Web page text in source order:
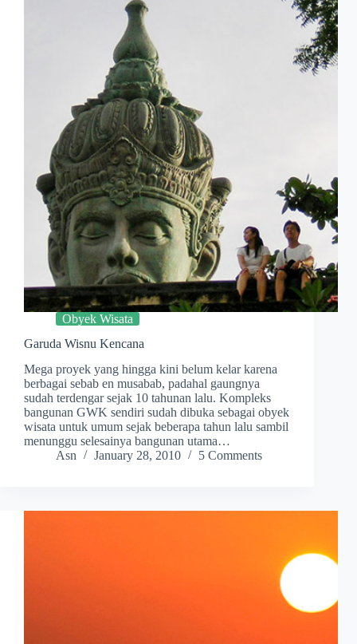
Obyek Wisata
Garuda Wisnu Kencana
Mega proyek yang hingga kini belum kelar karena
berbagai sebab en musabab, padahal gaungnya
sudah terdengar sejak 10 tahunan lalu. Kompleks
bangunan GWK sendiri sudah dibuka sebagai obyek
wisata untuk umum sejak beberapa tahun lalu sambil
menunggu selesainya bangunan utama…
Asn
January 28, 2010 5 Comments